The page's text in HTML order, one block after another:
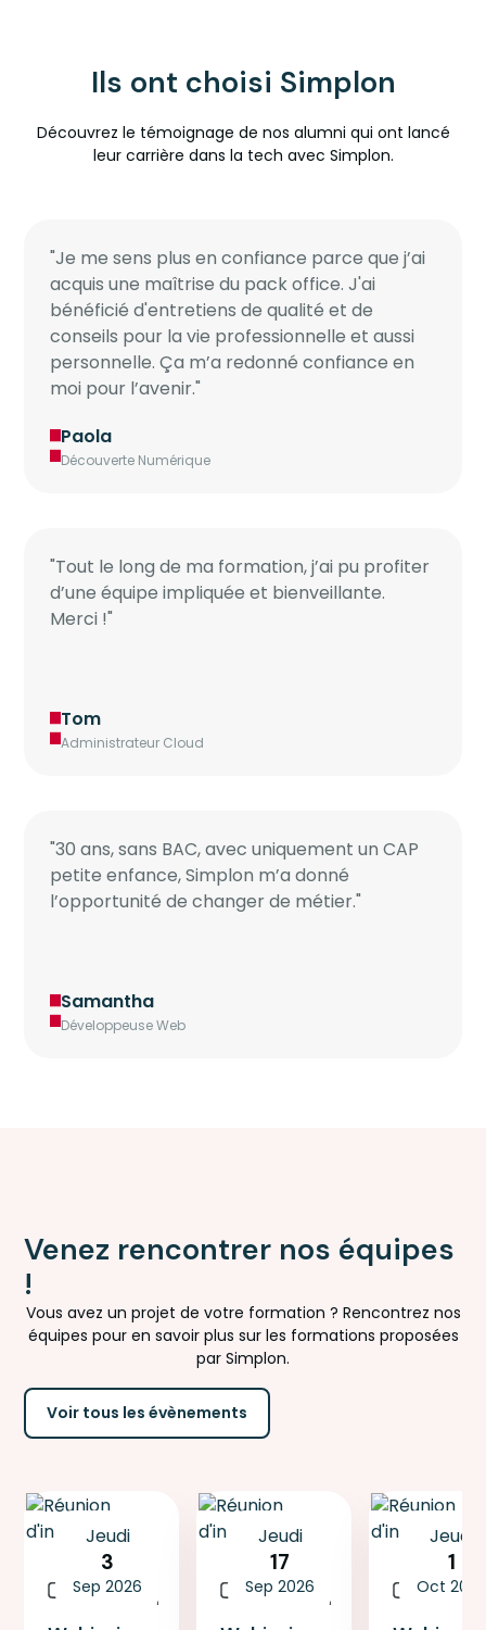
Ils ont choisi Simplon
Découvrez le témoignage de nos alumni qui ont lancé
leur carrière dans la tech avec Simplon.
"Je me sens plus en confiance parce que j’ai
acquis une maîtrise du pack office. J'ai
bénéficié d'entretiens de qualité et de
conseils pour la vie professionnelle et aussi
personnelle. Ça m’a redonné confiance en
moi pour l’avenir."
Paola
Découverte Numérique
"Tout le long de ma formation, j’ai pu profiter
d’une équipe impliquée et bienveillante.
Merci !"
Tom
Administrateur Cloud
"30 ans, sans BAC, avec uniquement un CAP
petite enfance, Simplon m’a donné
l’opportunité de changer de métier."
Samantha
Développeuse Web
Venez rencontrer nos équipes
!
Vous avez un projet de votre formation ? Rencontrez nos
équipes pour en savoir plus sur les formations proposées
par Simplon.
Voir tous les évènements
Réunion
d'information
Jeudi
3
Sep 2026
Réunion
d'information
Jeudi
17
Sep 2026
Réunion
Jeudi
1
Oct